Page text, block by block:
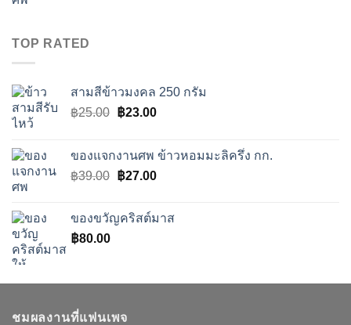
TOP RATED
สามสีข้าวมงคล 250 กรัม
฿25.00 Original
฿25.00.
฿23.00Current
฿23.00.
ของแจกงานศพ ข้าวหอมมะลิครึ่ง กก.
฿39.00 Original
฿39.00.
฿27.00Current
฿27.00.
ของขวัญคริสต์มาส
฿80.00
ชมผลงานที่แฟนเพจ